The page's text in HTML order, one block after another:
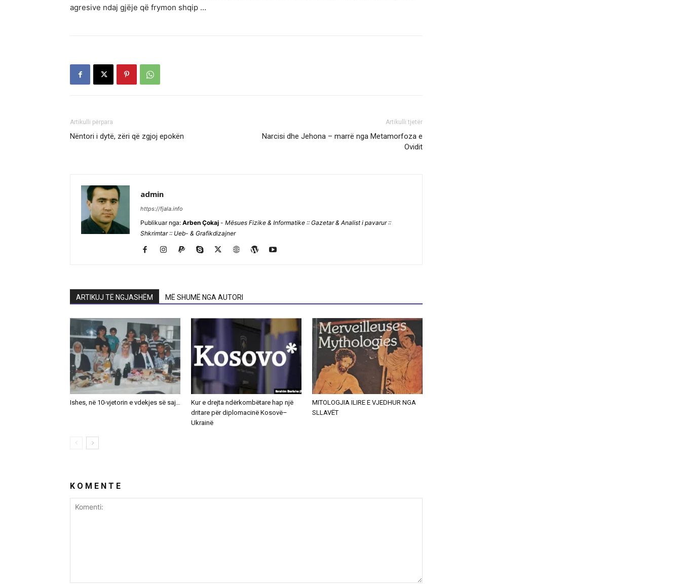
agresive ndaj gjëje që frymon shqip …
Artikulli përpara
Nëntori i dytë, zëri që zgjoj epokën
Artikulli tjetër
Narcisi dhe Jehona – marrë nga Metamorfoza e
Ovidit
admin
https://fjala.info
Publikuar nga: Arben Çokaj - Mësues Fizike & Informatike :: Gazetar & Analist i pavarur ::
Shkrimtar :: Ueb- & Grafikdizajner
ARTIKUJ TË NGJASHËM MË SHUMË NGA AUTORI
Ishes, në 10-vjetorin e vdekjes së saj…
Kur e drejta ndërkombëtare hap një
dritare për diplomacinë Kosovë–
Ukrainë
MITOLOGJIA ILIRE E VJEDHUR NGA
SLLAVËT
K O M E N T E